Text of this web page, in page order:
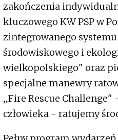
zakończenia
kluczowego KW PSP w
zintegrowanego
środowiskowego i
wielkopolskiego" oraz
specjalne manewry
„Fire Rescue Challenge"
człowieka - ratujemy